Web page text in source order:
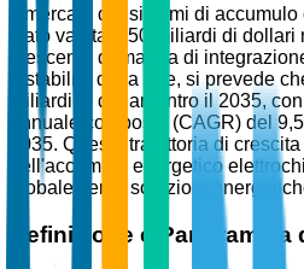
Il mercato dei sistemi di
stato valutato 50 miliardi di
crescente domanda di
e stabilità della rete, si prevede
miliardi di dollari entro il 2035,
annuale composto (CAGR) del
2035. Questa traiettoria di
dell'accumulo energetico
globale verso soluzioni
Definizione e Panoramica